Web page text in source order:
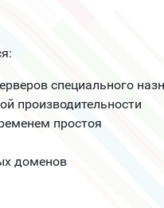
специального
производительности
простоя
доменов